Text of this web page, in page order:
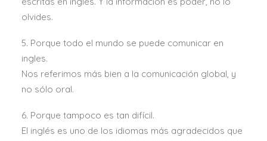
olvides.
5. Porque todo el mundo se puede comunicar en
ingles.
Nos referimos más bien a la comunicación global, y
no sólo oral.
6. Porque tampoco es tan difícil.
El inglés es uno de los idiomas más agradecidos que